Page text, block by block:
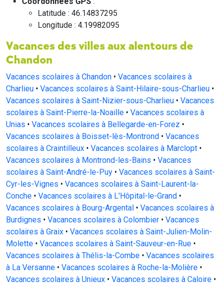
Latitude : 46.14837295
Longitude : 4.19982095
Vacances des villes aux alentours de
Chandon
Vacances scolaires à Chandon • Vacances scolaires à
Charlieu • Vacances scolaires à Saint-Hilaire-sous-Charlieu •
Vacances scolaires à Saint-Nizier-sous-Charlieu • Vacances
scolaires à Saint-Pierre-la-Noaille • Vacances scolaires à
Unias • Vacances scolaires à Bellegarde-en-Forez •
Vacances scolaires à Boisset-lès-Montrond • Vacances
scolaires à Craintilleux • Vacances scolaires à Marclopt •
Vacances scolaires à Montrond-les-Bains • Vacances
scolaires à Saint-André-le-Puy • Vacances scolaires à Saint-
Cyr-les-Vignes • Vacances scolaires à Saint-Laurent-la-
Conche • Vacances scolaires à L'Hôpital-le-Grand •
Vacances scolaires à Bourg-Argental • Vacances scolaires à
Burdignes • Vacances scolaires à Colombier • Vacances
scolaires à Graix • Vacances scolaires à Saint-Julien-Molin-
Molette • Vacances scolaires à Saint-Sauveur-en-Rue •
Vacances scolaires à Thélis-la-Combe • Vacances scolaires
à La Versanne • Vacances scolaires à Roche-la-Molière •
Vacances scolaires à Unieux • Vacances scolaires à Caloire •